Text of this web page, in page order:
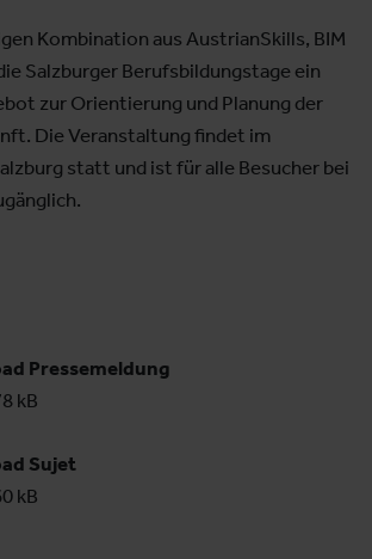
Kombination aus AustrianSkills, BIM
Salzburger Berufsbildungstage ein
zur Orientierung und Planung der
Die Veranstaltung findet im
statt und ist für alle Besucher bei
Pressemeldung
kB
Sujet
kB